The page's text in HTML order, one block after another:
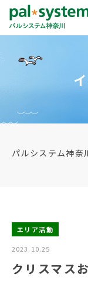
パルシステム神奈
エリア活動
2023.10.25
クリスマス